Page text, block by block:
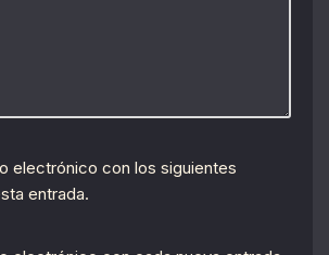
electrónico con los siguientes
entrada.